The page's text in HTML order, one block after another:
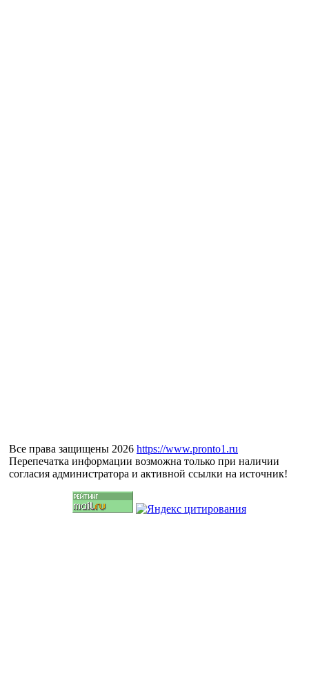
Все права защищены 2026 https://www.pronto1.ru
Перепечатка информации возможна только при наличии
согласия администратора и активной ссылки на источник!